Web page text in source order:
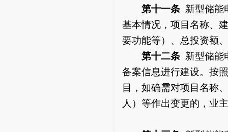
第十一条 新型储能
基本情况，项目名称、
要功能等）、总投资额
第十二条 新型储能
备案信息进行建设。按
目，如确需对项目名称
人）等作出变更的，业